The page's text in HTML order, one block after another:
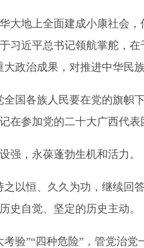
大地上全面建成小康社会
习近平总书记领航掌舵，
大政治成果，对推进中华民
全国各族人民要在党的旗帜
在参加党的二十大广西代
强，永葆蓬勃生机和活力。
之以恒、久久为功，继续回
史自觉、坚定的历史主动。
考验”“四种危险”，管党治